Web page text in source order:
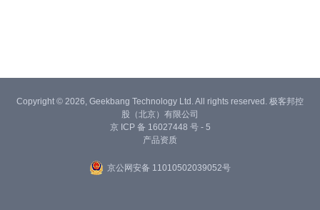
Copyright © 2026, Geekbang Technology Ltd. All rights reserved. 极客邦控
股（北京）有限公司
京 ICP 备 16027448 号 - 5
产品资质
京公网安备 11010502039052号